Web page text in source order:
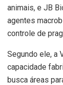
animais, e JB
agentes
controle de
Segundo ele, a
capacidade
busca áreas